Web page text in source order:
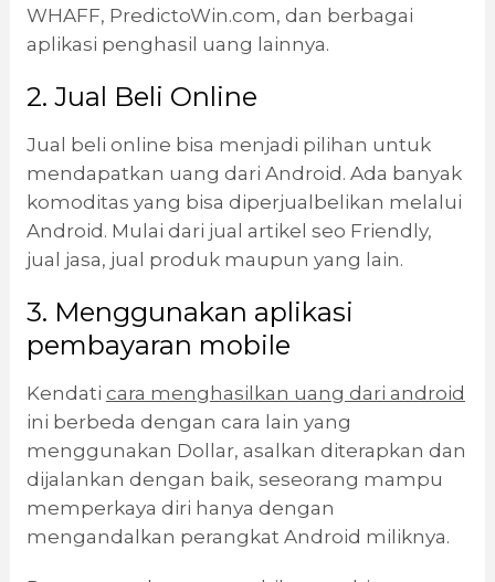
WHAFF, PredictoWin.com, dan berbagai
aplikasi penghasil uang lainnya.
2. Jual Beli Online
Jual beli online bisa menjadi pilihan untuk
mendapatkan uang dari Android. Ada banyak
komoditas yang bisa diperjualbelikan melalui
Android. Mulai dari jual artikel seo Friendly,
jual jasa, jual produk maupun yang lain.
3. Menggunakan aplikasi
pembayaran mobile
Kendati cara menghasilkan uang dari android
ini berbeda dengan cara lain yang
menggunakan Dollar, asalkan diterapkan dan
dijalankan dengan baik, seseorang mampu
memperkaya diri hanya dengan
mengandalkan perangkat Android miliknya.